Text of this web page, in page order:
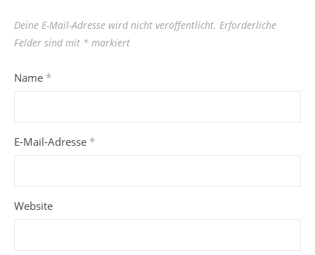
Deine E-Mail-Adresse wird nicht veröffentlicht. Erforderliche
Felder sind mit * markiert
Name *
E-Mail-Adresse *
Website